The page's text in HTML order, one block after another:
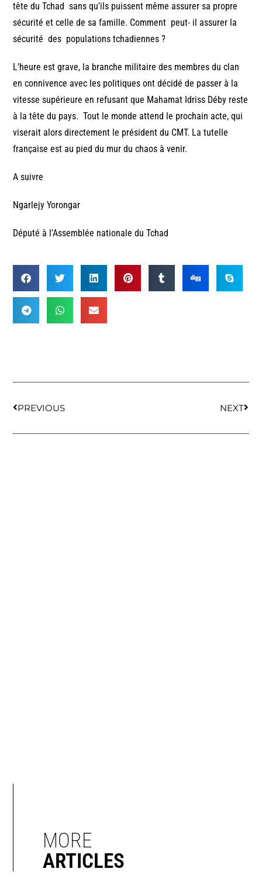
tête du Tchad sans qu’ils puissent même assurer sa propre
sécurité et celle de sa famille. Comment peut- il assurer la
sécurité des populations tchadiennes ?
L’heure est grave, la branche militaire des membres du clan
en connivence avec les politiques ont décidé de passer à la
vitesse supérieure en refusant que Mahamat Idriss Déby reste
à la tête du pays. Tout le monde attend le prochain acte, qui
viserait alors directement le président du CMT. La tutelle
française est au pied du mur du chaos à venir.
A suivre
Ngarlejy Yorongar
Député à l’Assemblée nationale du Tchad
PREVIOUS NEXT
MORE
ARTICLES